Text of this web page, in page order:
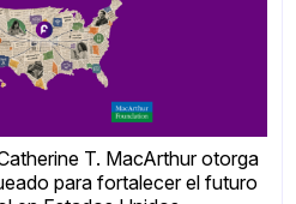
T. MacArthur otorga
para fortalecer el futuro